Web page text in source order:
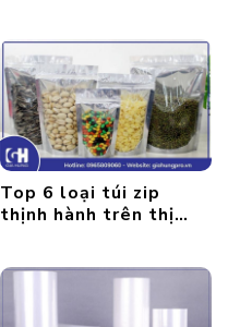
Top 6 loại túi zip
thịnh hành trên thị